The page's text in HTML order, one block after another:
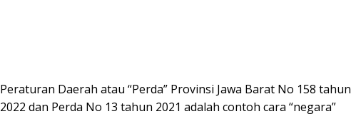
Peraturan Daerah atau “Perda” Provinsi Jawa Barat No 158 tahun
2022 dan Perda No 13 tahun 2021 adalah contoh cara “negara”